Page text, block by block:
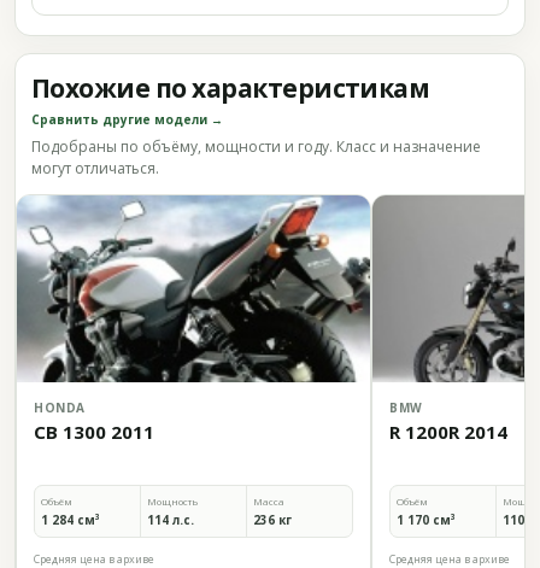
Похожие по характеристикам
Сравнить другие модели →
Подобраны по объёму, мощности и году. Класс и назначение
могут отличаться.
HONDA
CB 1300 2011
Объём
1 284 см³
Мощность
114 л.с.
Масса
236 кг
Средняя цена в архиве
BMW
R 1200R 2014
Объём
1 170 см³ 110
Средняя цена в архиве